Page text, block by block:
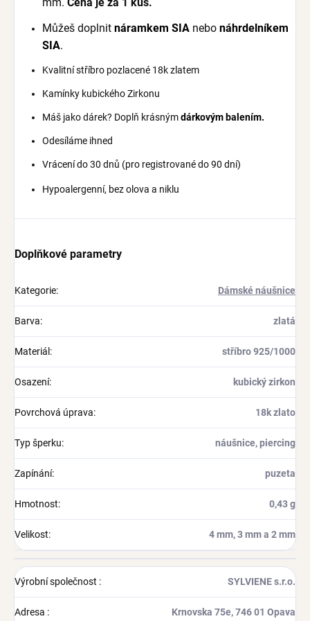
Můžeš doplnit náramkem SIA nebo náhrdelníkem
SIA.
Kvalitní stříbro pozlacené 18k zlatem
Kamínky kubického Zirkonu
Máš jako dárek? Doplň krásnýmdárkovým balením.
Odesíláme ihned
Vrácení do 30 dnů (pro registrované do 90 dní)
Hypoalergenní, bez olova a niklu
Doplňkové parametry
Kategorie: Dámské náušnice
Barva: zlatá
Materiál : stříbro 925/1000
Osazení: kubický zirkon
Povrchová úprava: 18k zlato
Typ šperku: náušnice, piercing
Zapínání: puzeta
Hmotnost: 0,43 g
Velikost: 4 mm, 3 mm a 2 mm
Výrobní společnost : SYLVIENE s.r.o.
Adresa : Krnovska 75e, 746 01 Opava